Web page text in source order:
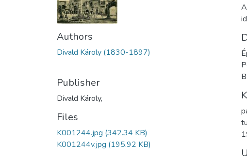
Authors
Divald Károly (1830-1897)
Publisher
Divald Károly,
Files
K001244.jpg (342.34 KB)
K001244v.jpg (195.92 KB)